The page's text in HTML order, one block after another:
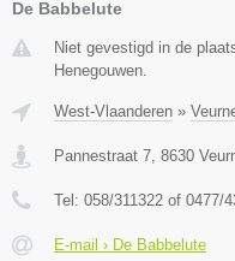
De Babbelute
Niet gevestigd in de
Henegouwen.
West-Vlaanderen »
Pannestraat 7, 8630
Tel: 058/311322 of 0477/
E-mail › De Babbelute